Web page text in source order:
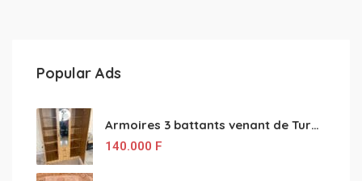
Popular Ads
Armoires 3 battants venant de Turquie disponibles
140.000 F